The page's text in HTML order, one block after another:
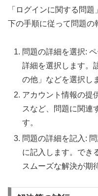
「ログインに関する問
下の手順に従って問題の
問題の詳細を選択:
詳細を選択します。
の他」などを選択し
アカウント情報の提
スなど、問題に関連
す。
問題の詳細を記入:
に記入します。でき
スムーズな解決が期